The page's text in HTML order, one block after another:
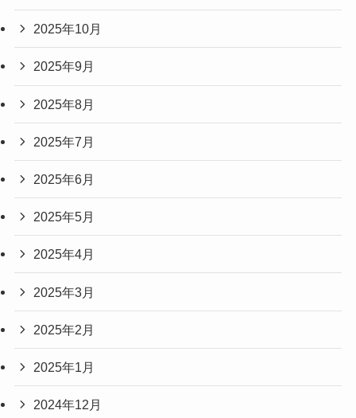
2025年10月
2025年9月
2025年8月
2025年7月
2025年6月
2025年5月
2025年4月
2025年3月
2025年2月
2025年1月
2024年12月